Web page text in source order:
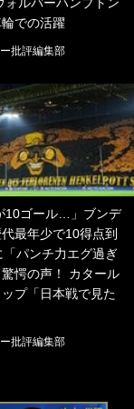
での活躍
批評編集部
10ゴール…」ブンデ
最年少で10得点到
パンチ力エグ過ぎ
愕の声！ カタール
プ「日本戦で見た
批評編集部